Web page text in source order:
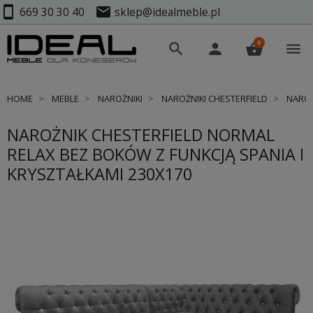
smartphone 669 30 30 40 mail sklep@idealmeble.pl
search person shopping_basket
0 menu
HOME MEBLE NAROŻNIKI NAROŻNIKI CHESTERFIELD
NAROŻNIK CHESTERFIELD NORMAL
RELAX BEZ BOKÓW Z FUNKCJĄ SPANIA I
KRYSZTAŁKAMI 230X170